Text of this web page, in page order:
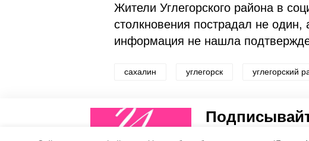
Жители Углегорского района в
столкновения пострадал не один,
информация не нашла
сахалин углегорск углегорский
Понравилась статья?
5 4